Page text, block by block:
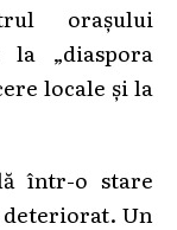
orașului
„diaspora
locale și la
într-o stare
deteriorat. Un